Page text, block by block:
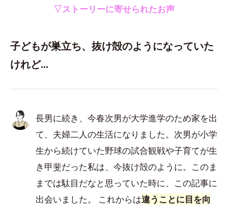
▽ストーリーに寄せられたお声
子どもが巣立ち、抜け殻のようになっていた
けれど…
長男に続き、今春次男が大学進学のため家を出
て、夫婦二人の生活になりました。次男が小学
生から続けていた野球の試合観戦や子育てが生
き甲斐だった私は、今抜け殻のように。このま
までは駄目だなと思っていた時に、この記事に
出会いました。 これからは違うことに目を向